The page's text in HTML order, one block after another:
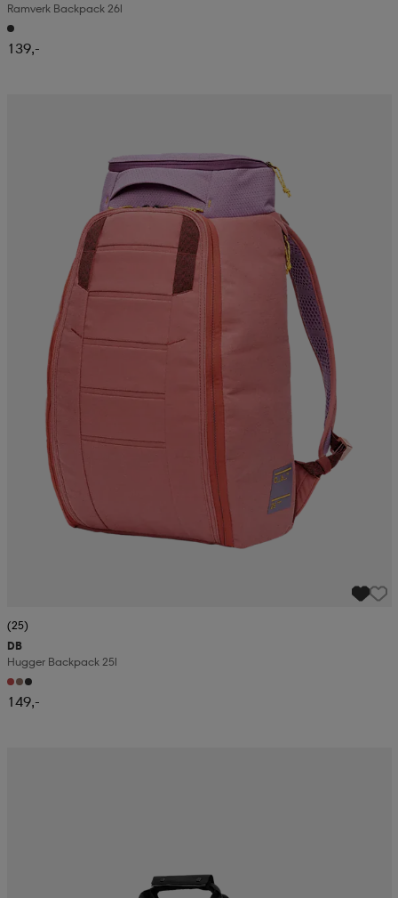
Ramverk Backpack 26l
139,-
(25)
DB
Hugger Backpack 25l
149,-